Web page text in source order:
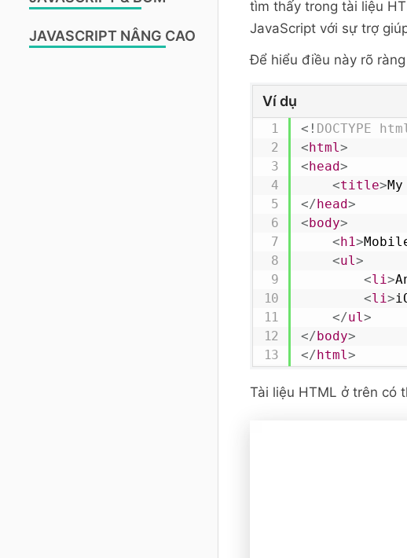
JAVASCRIPT NÂNG CAO
tìm thấy trong tài liệu
JavaScript với sự trợ
Để hiểu điều này rõ
Ví dụ
<! DOCTYPE
<html>
<head>
<title>
</head>
<body>
<h1>
<ul>
<li>
<li>
</ul>
</body>
</html>
Tài liệu HTML ở trên có